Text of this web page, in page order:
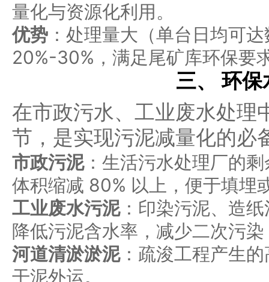
量化与资源化利用。
优势 ：处理量大（单台日均可
20%-30%，满足尾矿库环保要
三、 环
在市政污水、工业废水处理
节，是实现污泥减量化的必
市政污泥：生活污水处理厂的
体积缩减 80% 以上，便于填埋
工业废水污泥：印染污泥、造
降低污泥含水率，减少二次污染
河道清淤淤泥：疏浚工程产生
干泥外运。